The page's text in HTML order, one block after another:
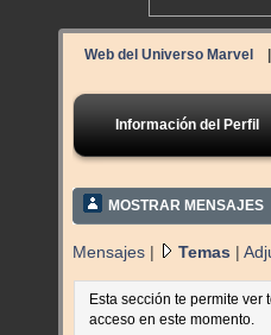
Web del Universo Marvel
Información del Perfil
MOSTRAR MENSAJES
Mensajes | Temas |
Esta sección te permite ver
acceso en este momento.